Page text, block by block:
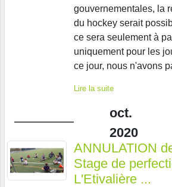
gouvernementales, la
du hockey serait
ce sera seulement à
uniquement pour les
ce jour, nous n'avons
Lire la suite
oct.
2020
ANNULATION
Stage de
L'Etivalière ...